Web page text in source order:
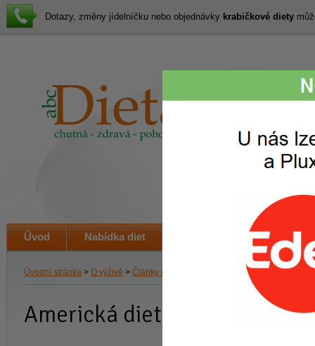
Úvodní stránka > O výživě > Články o hubnutí a dietě Americká dieta
Americká dieta
Dotazy, změny jídelníčku nebo objednávky krabičkové diety
Úvod Nabídka diet